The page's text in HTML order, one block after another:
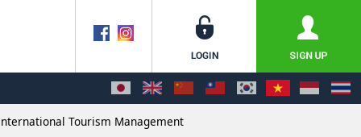
Tourism Management